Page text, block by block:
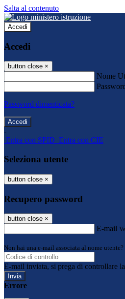
Salta al contenuto
Accedi
Accedi
button close ×
Nome
Password dimenticata?
-
Entra con SPID Entra con CIE
Seleziona utente
button close ×
Recupero password
button close ×
E-mail
Non hai una e-mail associata al nome
E-mail inviata, si prega di controllare
Errore